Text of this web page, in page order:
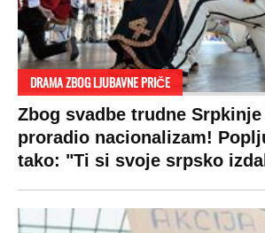
DRAMA ZBOG LJUBAVNE PRIČE
Zbog svadbe trudne
proradio nacionalizam!
tako: "Ti si svoje srpsko